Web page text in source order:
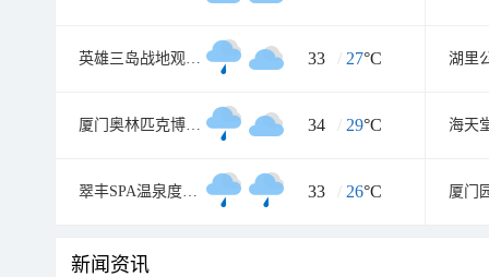
英雄三岛战地观光园 33 / 27°C 湖里
厦门奥林匹克博物馆 34 / 29°C 海天
翠丰SPA温泉度假村 33 / 26°C 厦门
新闻资讯